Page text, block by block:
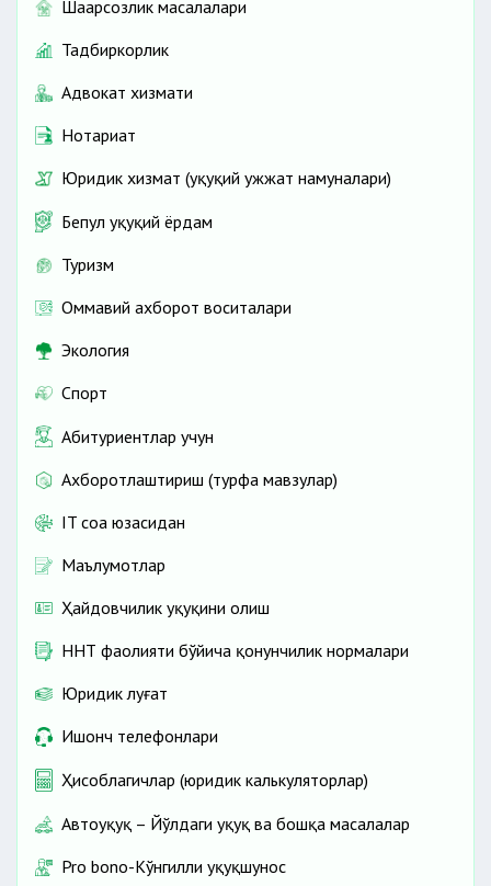
Шаҳарсозлик масалалари
Тадбиркорлик
Адвокат хизмати
Нотариат
Юридик хизмат (ҳуқуқий ҳужжат намуналари)
Бепул ҳуқуқий ёрдам
Туризм
Оммавий ахборот воситалари
Экология
Спорт
Абитуриентлар учун
Ахборотлаштириш (турфа мавзулар)
IT соҳа юзасидан
Маълумотлар
Ҳайдовчилик ҳуқуқини олиш
ННТ фаолияти бўйича қонунчилик нормалари
Юридик луғат
Ишонч телефонлари
Ҳисоблагичлар (юридик калькуляторлар)
Автоҳуқуқ – Йўлдаги ҳуқуқ ва бошқа масалалар
Pro bono-Кўнгилли ҳуқуқшунос